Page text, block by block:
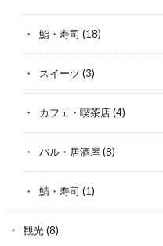
鮨・寿司 (18)
スイーツ (3)
カフェ・喫茶店(4)
バル・居酒屋 (8)
鯖・寿司 (1)
観光(8)